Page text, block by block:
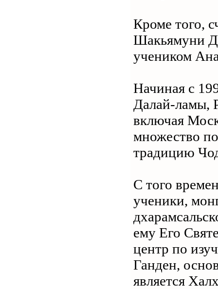
Кроме того,
Шакьямуни
учеником
Начиная с
Далай-ламы,
включая
множество
традицию
С того
ученики,
ему Его
центр по
Ганден,
является